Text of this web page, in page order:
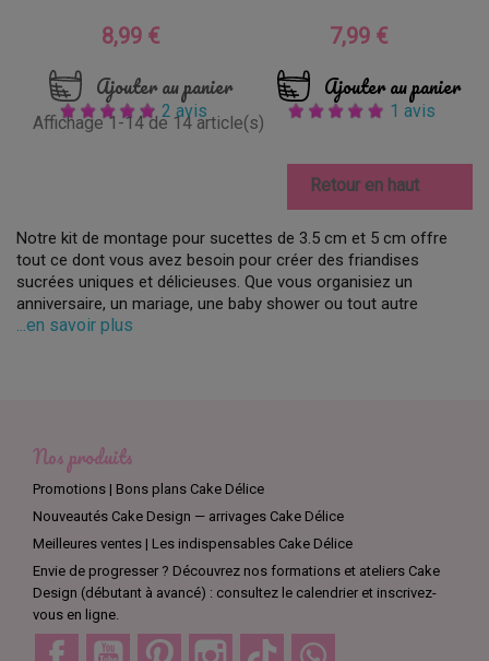
Prix
8,99 €
Ajouter au panier
2 avis
Prix
7,99 €
Ajouter au panier
1 avis
Affichage 1-14 de 14 article(s)
Retour en haut
Notre kit de montage pour sucettes de 3.5 cm et 5 cm offre
tout ce dont vous avez besoin pour créer des friandises
sucrées uniques et délicieuses. Que vous organisiez un
anniversaire, un mariage, une baby shower ou tout autre
événement spécial, nos kits de montage pour sucettes vous
Cake Delice!
...en savoir plus
Nos produits
Promotions | Bons plans Cake Délice
Nouveautés Cake Design — arrivages Cake Délice
Meilleures ventes | Les indispensables Cake Délice
Envie de progresser ? Découvrez nos formations et ateliers Cake
Design (débutant à avancé) : consultez le calendrier et inscrivez-
vous en ligne.
Facebook YouTube Pinterest Instagram TikTok